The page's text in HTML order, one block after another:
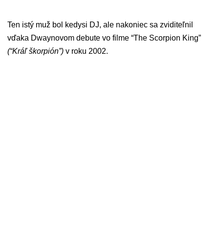
Ten istý muž bol kedysi DJ, ale nakoniec sa zviditeľnil
vďaka Dwaynovom debute vo filme “The Scorpion King”
(“Kráľ škorpión”) v roku 2002.